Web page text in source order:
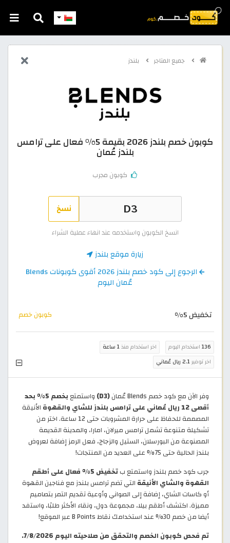
جميع المتاجر بلندز
كوبون خصم بلندز 2026 بقيمة 5% فعال على ترامس
بلندز عُمان
كوبون مجرب
نسخ
انسخ الكوبون واستخدمه عند انهاء عملية الشراء
زيارة موقع بلندز
الرجوع إلى كود خصم بلندز 2026 أقوى كوبونات Blends
عُمان اليوم
تخفيض 5% كوبون خصم
136 استخدام اليوم اخر استخدام منذ1 ساعة
اخر توفير2.1 ريال عُماني
وفر الآن مع كود خصم Blends عُمان (D3) واستمتع
بخصم 5% بحد
أقصى 12 ريال عُماني على ترامس بلندز للشاي والقهوة
الأنيقة
المصممة للحفاظ على حرارة المشروبات حتى 12 ساعة. اختر من
تشكيلة متنوعة تشمل ترامس ميرلان، امارا، والمدينة القديمة
المصنوعة من البورسلان، الستيل والزجاج، فعل الرمز إضافة لعروض
بلندز الحالية حتى 75% على العديد من المنتجات!
جرب كود خصم بلندز واستمتع ب
تخفيض 5% فعال على أطقم
القهوة والشاي الأنيقة التي تضم ترامس بلندز مع فناجين القهوة
أو كاسات الشاي، إضافة إلى الصواني وأوعية تقديم التمر بتصاميم
مميزة. اكتشف أطقم بيلا، مجموعة دول، ونقاء الأكثر طلبًا، واستفد
أيضا من خصم 30% عند استخدامك نقاط B Points عبر الموقع!
تم فحص كوبون الخصم والتحقق من صلاحيته اليوم 7/8/2026.